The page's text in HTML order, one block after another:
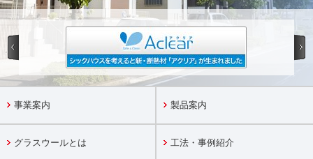
事業案内 製品案内
グラスウールとは 工法・事例紹介